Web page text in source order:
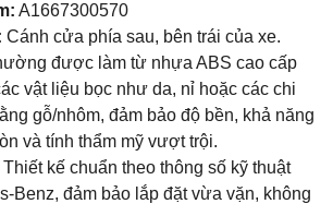
A1667300570
Cánh cửa phía sau, bên trái của xe.
được làm từ nhựa ABS cao cấp
vật liệu bọc như da, nỉ hoặc các chi
gỗ/nhôm, đảm bảo độ bền, khả năng
và tính thẩm mỹ vượt trội.
Thiết kế chuẩn theo thông số kỹ thuật
Benz, đảm bảo lắp đặt vừa vặn, không